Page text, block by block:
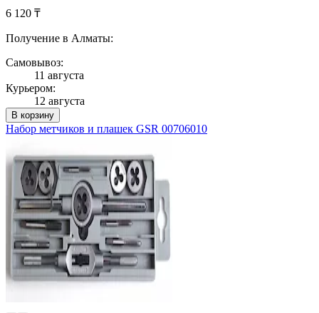
6 120 ₸
Получение в Алматы:
Самовывоз:
11 августа
Курьером:
12 августа
В корзину
Набор метчиков и плашек GSR 00706010